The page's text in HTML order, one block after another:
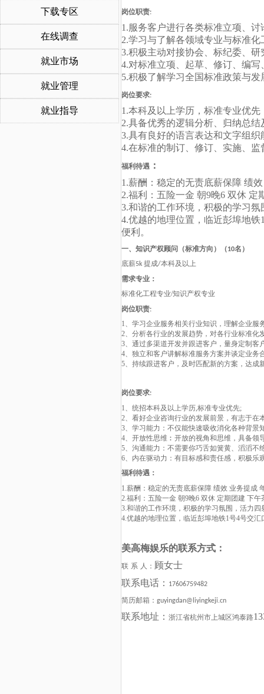
下载专区
在线调查
就业市场
就业管理
就业指导
岗位职责:
1.服务客户进行各类标准立项、
2.学习与了解各领域专业与标准化
3.积极主动对接协会、标纪委、
4.对标准立项、起草、修订、编
5.积极了解学习全国标准政策与
岗位要求:
1.本科及以上学历，标准专业优先
2.具备优秀的逻辑分析、归纳总
3.具有良好的语言表达和文字组
4.在标准的制订、修订、实施、
福利待遇 ：
1.薪酬：稳定的无责底薪保障 绩
2.福利：五险一金 朝9晚6 双休
3.和谐的工作环境，积极的学习
4.优越的地理位置，临近彭埠地
便利。
一、 知识产权顾问（标准方向） （10名 ）
底薪5k 提成/本科及以上
需求专业 ：
标准化工程专业/知识产权专业
岗位职责:
1、学习企业服务相关行业知识，理解企业服
2、分析各行业的发展趋势，对各行业标准化
3、通过多渠道开发并跟进客户，量身定制客
4、独立和客户讲解标准服务方案并谈定业务
5、持续跟进客户，及时匹配新的方案，达成
岗位要求:
1、统招本科及以上学历,标准专业优先;
2、看好企业咨询行业的发展前景，有志于在
3、学习能力：不仅能快速吸收消化各种背景
4、开放性思维︰开放的视角和思维，具备领
5、沟通能力：不需要你巧舌如簧黄、滔滔不
6、内在驱动力：有目标感和责任感，积极乐
福利待遇 ：
1.薪酬：稳定的无责底薪保障 绩效 业务提成
2.福利：五险一金 朝9晚6 双休 定期团建 下
3.和谐的工作环境，积极的学习氛围，活力四
4.优越的地理位置，临近彭埠地铁1号4号交
美高梅娱乐的联系方式：
联 系 人： 顾女士
联系电话：
17606759482
简历邮箱： guyingdan@liyingkeji.cn
联系地址： 浙江省杭州市上城区鸿泰路